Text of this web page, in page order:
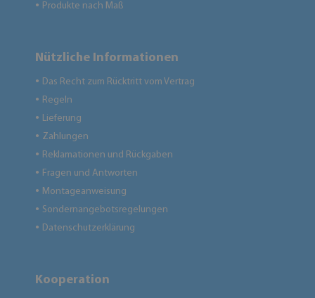
● Produkte nach Maß
Nützliche Informationen
● Das Recht zum Rücktritt vom Vertrag
● Regeln
● Lieferung
● Zahlungen
● Reklamationen und Rückgaben
● Fragen und Antworten
● Montageanweisung
● Sondernangebotsregelungen
● Datenschutzerklärung
Kooperation